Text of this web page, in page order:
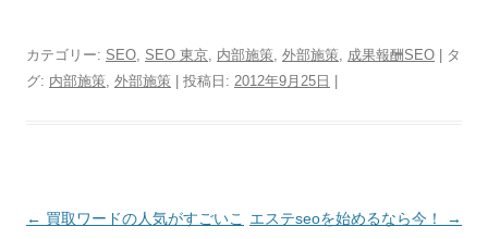
カテゴリー: SEO, SEO 東京, 内部施策, 外部施策, 成果報酬SEO | タ
グ: 内部施策, 外部施策 | 投稿日: 2012年9月25日
投
← 買取ワードの人気がすごいこ
エステseoを始めるなら今！ →